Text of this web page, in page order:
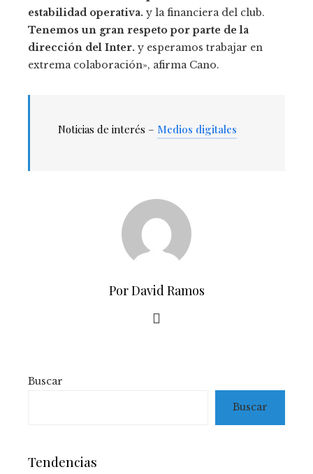
estabilidad operativa. y la financiera del club.
Tenemos un gran respeto por parte de la
dirección del Inter. y esperamos trabajar en
extrema colaboración», afirma Cano.
Noticias de interés – Medios digitales
Por David Ramos
Buscar
Buscar
Tendencias